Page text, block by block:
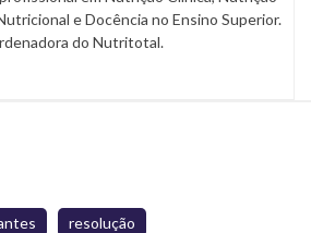
e Docência no Ensino Superior.
do Nutritotal.
resolução